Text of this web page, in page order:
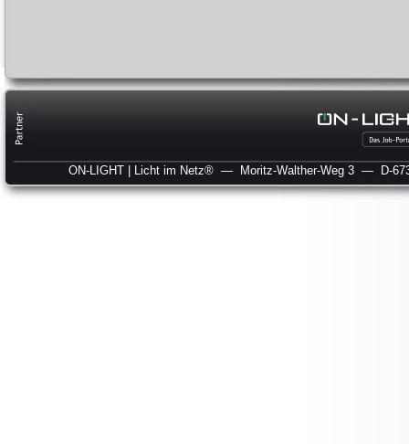
ON-LIGHT | Licht im Netz® — Moritz-Walther-Weg 3 — D-